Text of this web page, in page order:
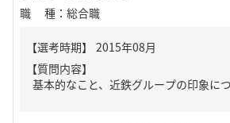
職種 ： 総合職
【質問内容】
基本的なこと、近鉄グループの印象に